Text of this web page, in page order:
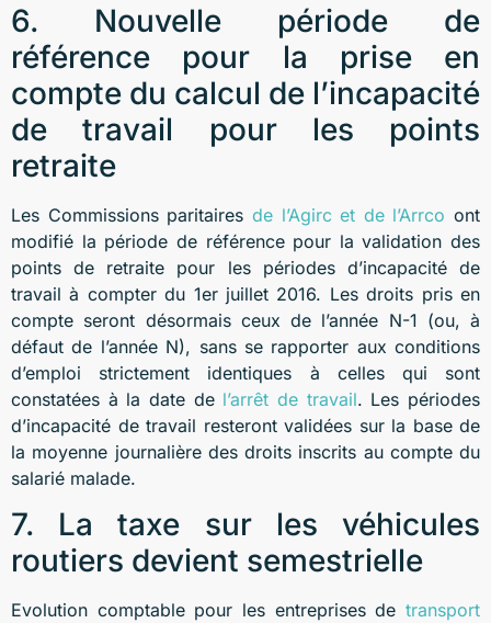
6. Nouvelle période de
référence pour la prise en
compte du calcul de l’incapacité
de travail pour les points
retraite
Les Commissions paritaires de l’Agirc et de l’Arrco ont
modifié la période de référence pour la validation des
points de retraite pour les périodes d’incapacité de
travail à compter du 1er juillet 2016. Les droits pris en
compte seront désormais ceux de l’année N-1 (ou, à
défaut de l’année N), sans se rapporter aux conditions
d’emploi strictement identiques à celles qui sont
constatées à la date de l’arrêt de travail. Les périodes
d’incapacité de travail resteront validées sur la base de
la moyenne journalière des droits inscrits au compte du
salarié malade.
7. La taxe sur les véhicules
routiers devient semestrielle
Evolution comptable pour les entreprises de transport